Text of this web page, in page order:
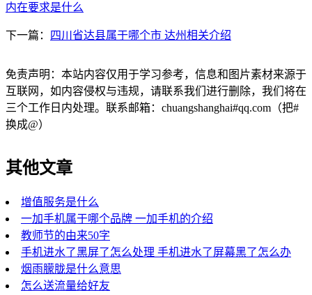
内在要求是什么
下一篇： 四川省达县属于哪个市 达州相关介绍
免责声明：本站内容仅用于学习参考，信息和图片素材来源于
互联网，如内容侵权与违规，请联系我们进行删除，我们将在
三个工作日内处理。联系邮箱：chuangshanghai#qq.com（把#
换成@）
其他文章
增值服务是什么
一加手机属于哪个品牌 一加手机的介绍
教师节的由来50字
手机进水了黑屏了怎么处理 手机进水了屏幕黑了怎么办
烟雨朦胧是什么意思
怎么送流量给好友